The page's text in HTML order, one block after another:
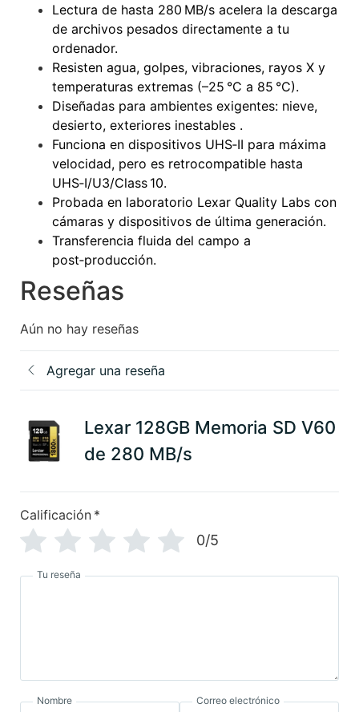
Lectura de hasta 280 MB/s acelera la descarga
de archivos pesados directamente a tu
ordenador.
Resisten agua, golpes, vibraciones, rayos X y
temperaturas extremas (–25 °C a 85 °C).
Diseñadas para ambientes exigentes: nieve,
desierto, exteriores inestables .
Funciona en dispositivos UHS‑II para máxima
velocidad, pero es retrocompatible hasta
UHS‑I/U3/Class 10.
Probada en laboratorio Lexar Quality Labs con
cámaras y dispositivos de última generación.
Transferencia fluida del campo a
post‑producción.
Reseñas
Aún no hay reseñas
Agregar una reseña
Lexar 128GB Memoria SD V60
de 280 MB/s
Calificación *
0/5
Tu reseña
Nombre Correo electrónico